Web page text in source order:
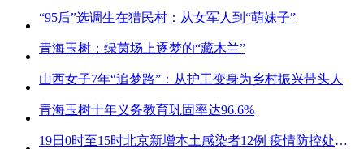
“95后”选调生在猎民村：从女军人到“萌妹子”
青海玉树：绿茵场上逐梦的“藏木兰”
山西女子7年“追梦路”：从护工变身为乡村振兴带头人
青海玉树十年义务教育巩固率达96.6%
19日0时至15时北京新增本土感染者12例 疫情防控处关键时刻